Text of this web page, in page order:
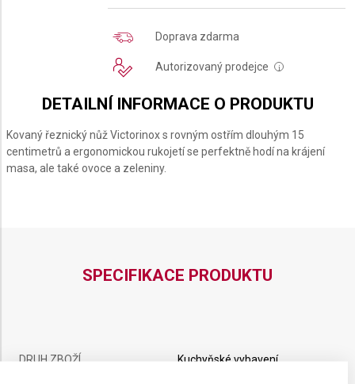
Doprava zdarma
Autorizovaný prodejce i
DETAILNÍ INFORMACE O PRODUKTU
Kovaný řeznický nůž Victorinox s rovným ostřím dlouhým 15
centimetrů a ergonomickou rukojetí se perfektně hodí na krájení
masa, ale také ovoce a zeleniny.
SPECIFIKACE PRODUKTU
DRUH ZBOŽÍ Kuchyňské vybavení